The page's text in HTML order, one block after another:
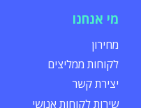
מי אנחנו
מחירון
לקוחות ממליצים
יצירת קשר
שירות לקוחות אנושי